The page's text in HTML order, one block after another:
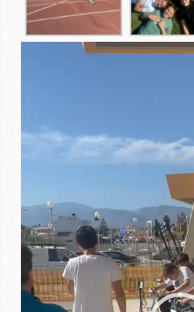
Πρόγραμμα